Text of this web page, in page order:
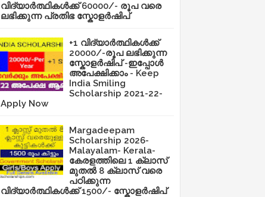
വിദ്യാർത്ഥികൾക്ക് 60000/- രൂപ വരെ
ലഭിക്കുന്ന പ്രതിഭ സ്കോളർഷിപ്
+1 വിദ്യാർത്ഥികൾക്ക്
20000/-രൂപ ലഭിക്കുന്ന
സ്കോളർഷിപ് -ഇപ്പോൾ
അപേക്ഷിക്കാം - Keep
India Smiling
Scholarship 2021-22-
Apply Now
Margadeepam
Scholarship 2026-
Malayalam- Kerala-
കേരളത്തിലെ 1 ക്ലാസ്
മുതൽ 8 ക്ലാസ് വരെ
പഠിക്കുന്ന
വിദ്യാർത്ഥികൾക്ക് 1500/- സ്കോളർഷിപ്